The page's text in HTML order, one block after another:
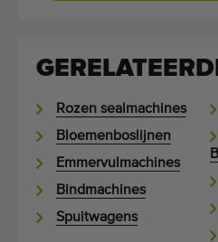
Rozen sealmachines
Bloemenboslijnen
Emmervulmachines
Bindmachines
Spuitwagens